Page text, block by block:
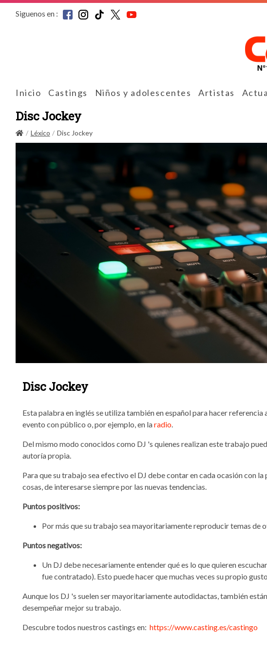
Siguenos en :
Inicio Castings Niños y adolescentes Artistas
Disc Jockey
Léxico Disc Jockey
Disc Jockey
Esta palabra en inglés se utiliza también en español para hacer
evento con público o, por ejemplo, en laradio.
Del mismo modo conocidos como DJ 's quienes realizan este trabajo
autoría propia.
Para que su trabajo sea efectivo el DJ debe contar en cada ocasión con
cosas, de interesarse siempre por las nuevas tendencias.
Puntos positivos:
Por más que su trabajo sea mayoritariamente reproducir temas de
Puntos negativos:
Un DJ debe necesariamente entender qué es lo que quieren
fue contratado). Esto puede hacer que muchas veces su propio
Aunque los DJ 's suelen ser mayoritariamente autodidactas, también
desempeñar mejor su trabajo.
Descubre todos nuestros castings en: https://www.casting.es/castingo